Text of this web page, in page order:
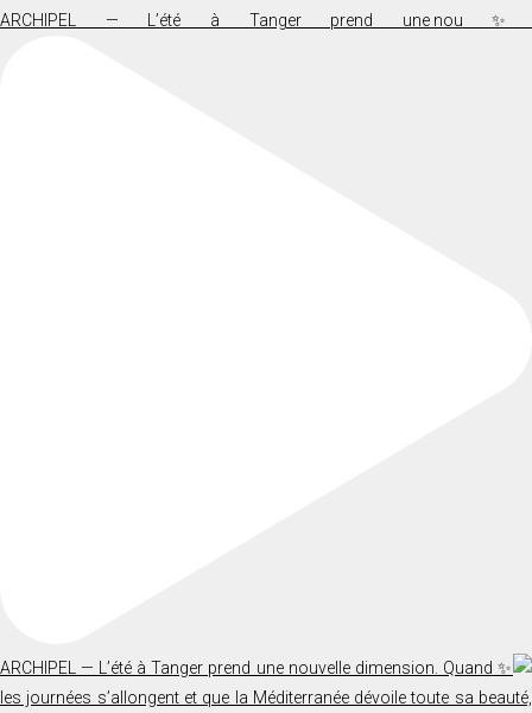
✨ ARCHIPEL — L’été à Tanger prend une nou